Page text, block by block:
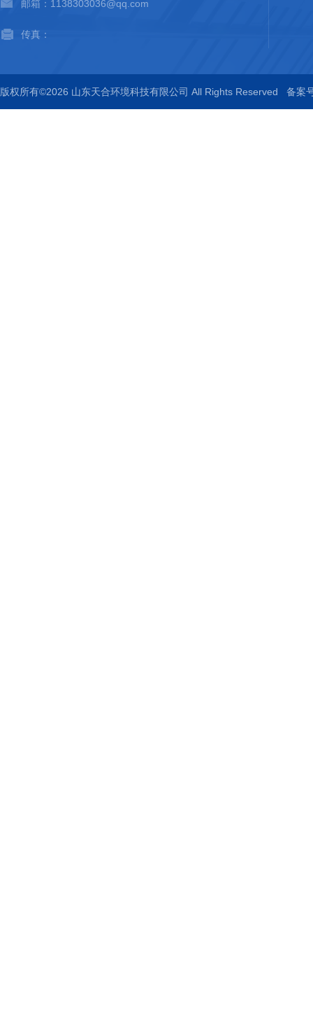
邮箱：1138303036@qq.com
传真：
版权所有©2026 山东天合环境科技有限公司 All Rights Reserved 备案